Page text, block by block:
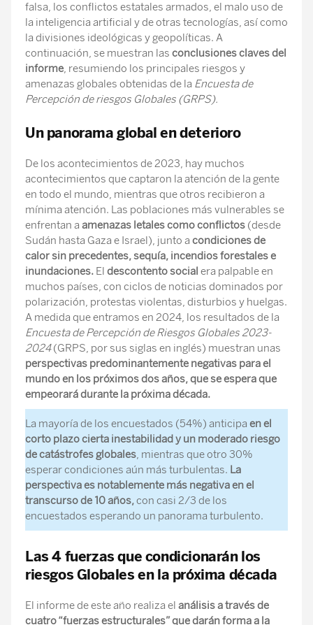
falsa, los conflictos estatales armados, el malo uso de
la inteligencia artificial y de otras tecnologías, así como
la divisiones ideológicas y geopolíticas. A
continuación, se muestran las conclusiones claves del
informe, resumiendo los principales riesgos y
amenazas globales obtenidas de la Encuesta de
Percepción de riesgos Globales (GRPS).
Un panorama global en deterioro
De los acontecimientos de 2023, hay muchos
acontecimientos que captaron la atención de la gente
en todo el mundo, mientras que otros recibieron a
mínima atención. Las poblaciones más vulnerables se
enfrentan a amenazas letales como conflictos (desde
Sudán hasta Gaza e Israel), junto a condiciones de
calor sin precedentes, sequía, incendios forestales e
inundaciones. El descontento social era palpable en
muchos países, con ciclos de noticias dominados por
polarización, protestas violentas, disturbios y huelgas.
A medida que entramos en 2024, los resultados de la
Encuesta de Percepción de Riesgos Globales 2023-
2024(GRPS, por sus siglas en inglés) muestran unas
perspectivas predominantemente negativas para el
mundo en los próximos dos años, que se espera que
empeorará durante la próxima década.
La mayoría de los encuestados (54%) anticipa en el
corto plazo cierta inestabilidad y un moderado riesgo
de catástrofes globales, mientras que otro 30%
esperar condiciones aún más turbulentas. La
perspectiva es notablemente más negativa en el
transcurso de 10 años,con casi 2/3 de los
encuestados esperando un panorama turbulento.
Las 4 fuerzas que condicionarán los
riesgos Globales en la próxima década
El informe de este año realiza el análisis a través de
cuatro “fuerzas estructurales” que darán forma a la